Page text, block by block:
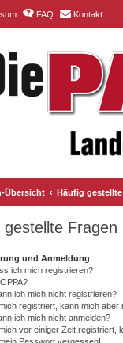
FAQ Kontakt
Übersicht Häufig gestellte
gestellte Fragen
und Anmeldung
ich mich registrieren?
ich mich nicht registrieren?
registriert, kann mich aber
ich mich nicht anmelden?
vor einiger Zeit registriert,